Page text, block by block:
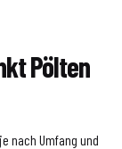
Pölten
nach Umfang und